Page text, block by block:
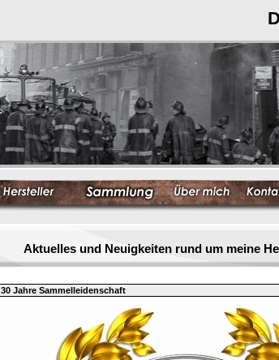
Aktuelles und Neuigkeiten rund um meine
30 Jahre Sammelleidenschaft